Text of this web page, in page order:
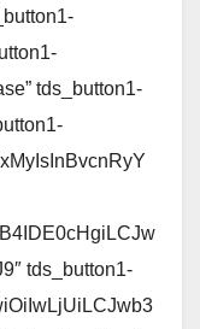
tds_button1-
tds_button1-